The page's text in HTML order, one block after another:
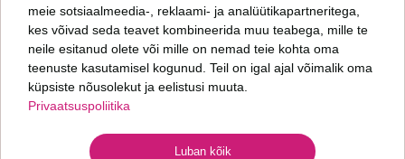
Fontes PMP OÜ
+372 6 277 077
info@fontes.ee
11415 Tallinn
ESTONIA
meie sotsiaalmeedia-, reklaami- ja analüütikapartneritega,
kes võivad seda teavet kombineerida muu teabega, mille te
neile esitanud olete või mille on nemad teie kohta oma
teenuste kasutamisel kogunud. Teil on igal ajal võimalik oma
küpsiste nõusolekut ja eelistusi muuta.
Privaatsuspoliitika
Luban kõik